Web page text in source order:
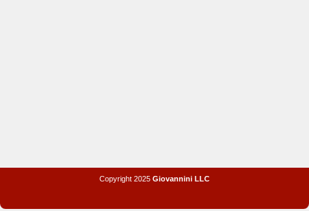
Copyright 2025 Giovannini LLC